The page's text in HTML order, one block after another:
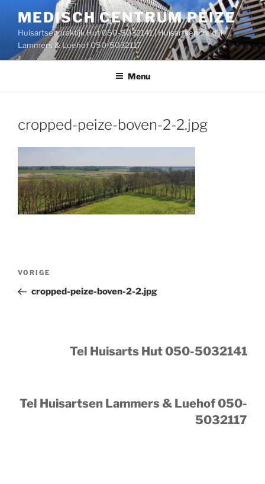
inhoud
MEDISCH CENTRUM PEIZE
Huisartsenpraktijk Hut 050-5032141 | Huisartsenpraktijk
Lammers & Luehof 050-5032117
Menu
cropped-peize-boven-2-2.jpg
Bericht
Vorig
bericht
VORIGE
cropped-peize-boven-2-2.jpg
Tel Huisarts Hut 050-5032141
Tel Huisartsen Lammers & Luehof 050-
5032117